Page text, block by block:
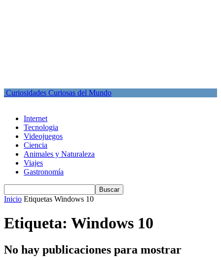
Curiosidades Curiosas del Mundo
Internet
Tecnologia
Videojuegos
Ciencia
Animales y Naturaleza
Viajes
Gastronomía
Inicio Etiquetas Windows 10
Etiqueta: Windows 10
No hay publicaciones para mostrar